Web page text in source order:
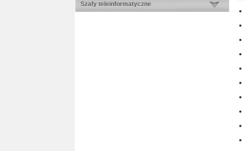
Szafy teleinformatyczne